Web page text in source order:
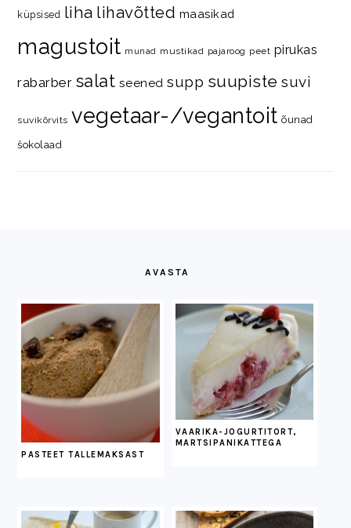
küpsised liha lihavõtted maasikad
magustoit munad mustikad pajaroog peet pirukas
rabarber salat seened supp suupiste suvi
suvikõrvits vegetaar-/vegantoit õunad
šokolaad
AVASTA
PASTEET TALLEMAKSAST
VAARIKA-JOGURTITORT,
MARTSIPANIKATTEGA